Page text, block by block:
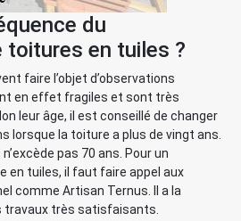
du
toitures en tuiles ?
faire l’objet d’observations
en effet fragiles et sont très
leur âge, il est conseillé de changer
lorsque la toiture a plus de vingt ans.
pas 70 ans. Pour un
en tuiles, il faut faire appel aux
comme Artisan Ternus. Il a la
travaux très satisfaisants.